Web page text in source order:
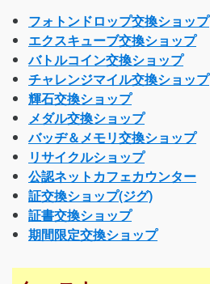
フォトンドロップ交換ショップ
エクスキューブ交換ショップ
バトルコイン交換ショップ
チャレンジマイル交換ショップ
輝石交換ショップ
メダル交換ショップ
バッヂ＆メモリ交換ショップ
リサイクルショップ
公認ネットカフェカウンター
証交換ショップ(ジグ)
証書交換ショップ
期間限定交換ショップ